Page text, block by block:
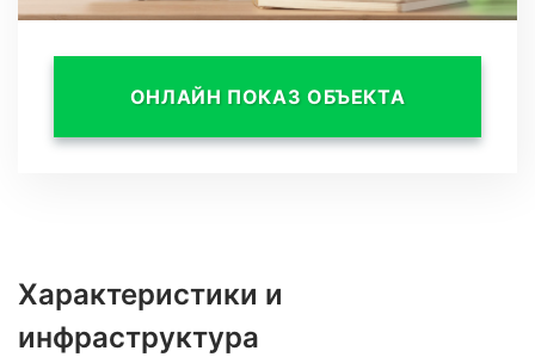
На 2 этаже 3 отдельные спальни, сан.узел.
ОНЛАЙН ПОКАЗ ОБЪЕКТА
Характеристики и
инфраструктура